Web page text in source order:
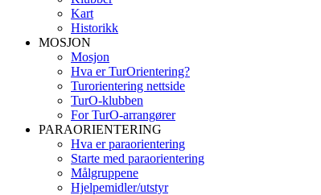
Kart
Historikk
MOSJON
Mosjon
Hva er TurOrientering?
Turorientering nettside
TurO-klubben
For TurO-arrangører
PARAORIENTERING
Hva er paraorientering
Starte med paraorientering
Målgruppene
Hjelpemidler/utstyr